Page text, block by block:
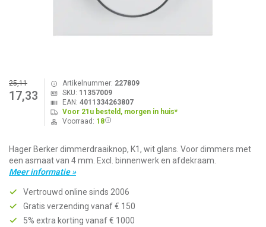
25,11
17,33
Artikelnummer: 227809
SKU: 11357009
EAN: 4011334263807
Voor 21u besteld, morgen in huis*
Voorraad: 18
Hager Berker dimmerdraaiknop, K1, wit glans. Voor dimmers met
een asmaat van 4 mm. Excl. binnenwerk en afdekraam.
Meer informatie »
Vertrouwd online sinds 2006
Gratis verzending vanaf € 150
5% extra korting vanaf € 1000